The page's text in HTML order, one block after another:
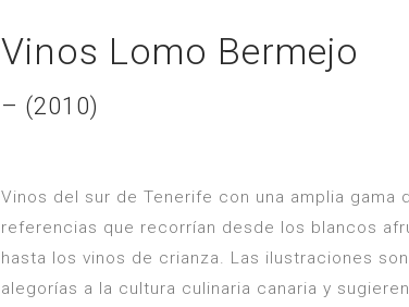
Vinos Lomo Bermejo
– (2010)
Vinos del sur de Tenerife con una amplia gama
referencias que recorrían desde los blancos
hasta los vinos de crianza. Las ilustraciones son
alegorías a la cultura culinaria canaria y sugieren